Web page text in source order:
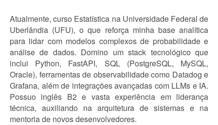
Atualmente, curso Estatística na Universidade Federal de
Uberlândia (UFU), o que reforça minha base analítica
para lidar com modelos complexos de probabilidade e
análise de dados. Domino um stack tecnológico que
inclui Python, FastAPI, SQL (PostgreSQL, MySQL,
Oracle), ferramentas de observabilidade como Datadog e
Grafana, além de integrações avançadas com LLMs e IA.
Possuo inglês B2 e vasta experiência em liderança
técnica, auxiliando na arquitetura de sistemas e na
mentoria de novos desenvolvedores.